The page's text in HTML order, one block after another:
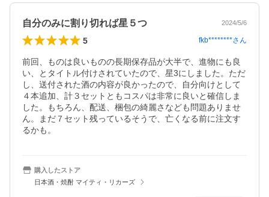
自分のみに割り切れば星５つ 2024/5/6
5 fkb********さん
前回、ものは良いものの長期保存品が大半で、進物にも良
い、とタイトル付けされていたので、星3にしました。ただ
し、送付された酒の内容が良かったので、自分向けとして
４本追加、計３セットともコスパは非常に良いと確信しま
した。もちろん、配送、梱包の綺麗さなども問題ありませ
ん。まだ７セット残っているそうで、亡くなる前に注文す
るかも。
購入したストア
日本酒・焼酎 マイティ・リカーズ